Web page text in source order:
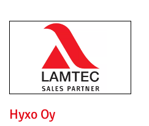
Hyxo Oy